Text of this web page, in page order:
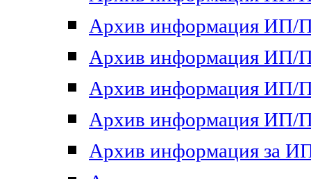
Архив информация ИП/
Архив информация ИП/
Архив информация ИП/
Архив информация ИП/
Архив информация за